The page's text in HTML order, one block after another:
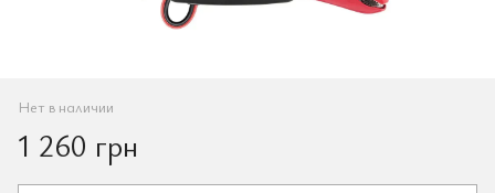
Нет в наличии
1 260 грн